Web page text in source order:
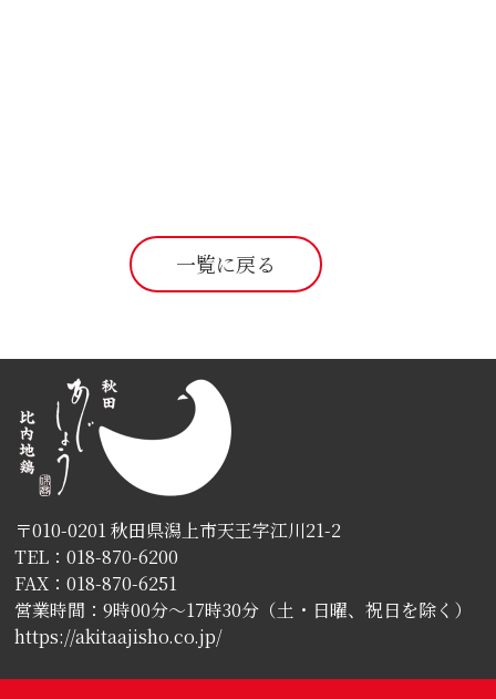
一覧に戻る
〒010-0201 秋田県潟上市天王字江川21-2
TEL：018-870-6200
FAX：018-870-6251
営業時間：9時00分〜17時30分（土・日曜、祝日を除く）
https://akitaajisho.co.jp/